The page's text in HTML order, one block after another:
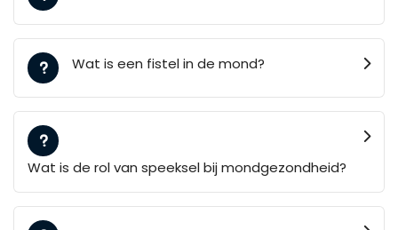
Wat is een fistel in de mond?
Wat is de rol van speeksel bij mondgezondheid?